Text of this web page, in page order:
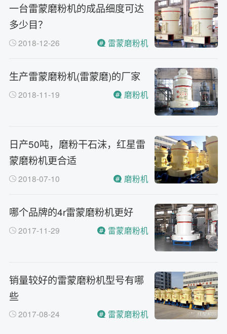
一台雷蒙磨粉机的成品细度可达
多少目？
2018-12-26 雷蒙磨粉机
生产雷蒙磨粉机(雷蒙磨)的厂家
2018-11-19 磨粉机
日产50吨，磨粉干石沫，红星雷
蒙磨粉机更合适
2018-07-10 磨粉机
哪个品牌的4r雷蒙磨粉机更好
2017-11-29 雷蒙磨粉机
销量较好的雷蒙磨粉机型号有哪
些
2017-08-24 雷蒙磨粉机